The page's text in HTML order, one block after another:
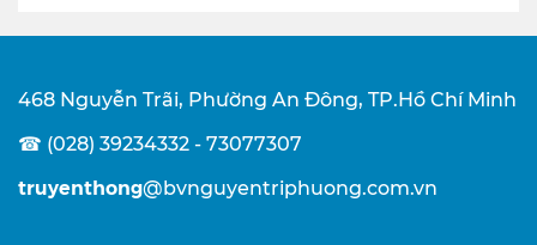
468 Nguyễn Trãi, Phường An Đông, TP.Hồ Chí Minh
☎ (028) 39234332 - 73077307
truyenthong@bvnguyentriphuong.com.vn